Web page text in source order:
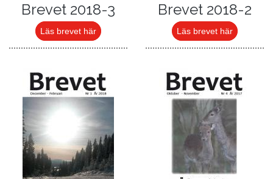
Brevet 2018-3
Läs brevet här
Brevet 2018-2
Läs brevet här